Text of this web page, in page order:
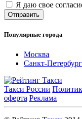
Я даю свое
Популярные города
Москва
Санкт-Петербург
Такси России
оферта Реклама